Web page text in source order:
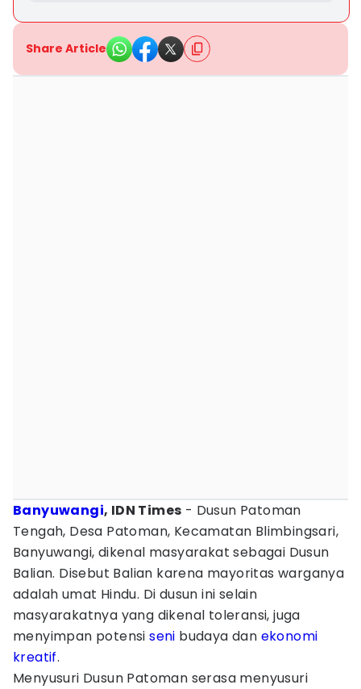
Share Article
Banyuwangi, IDN Times - Dusun Patoman
Tengah, Desa Patoman, Kecamatan Blimbingsari,
Banyuwangi, dikenal masyarakat sebagai Dusun
Balian. Disebut Balian karena mayoritas warganya
adalah umat Hindu. Di dusun ini selain
masyarakatnya yang dikenal toleransi, juga
menyimpan potensiseni budaya dan ekonomi
kreatif.
Menyusuri Dusun Patoman serasa menyusuri